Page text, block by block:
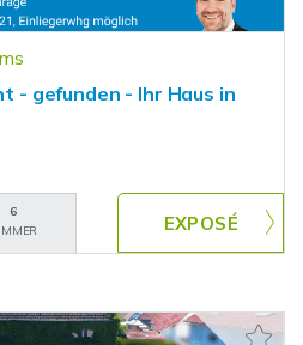
- gefunden - Ihr Haus in
6